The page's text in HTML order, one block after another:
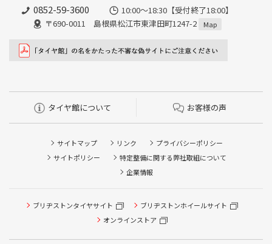
0852-59-3600
10:00～18:30【受付終了18:00】
〒690-0011 島根県松江市東津田町1247-2
Map
タイヤ館について お客様の声
サイトマップ リンク
プライバシーポリシー
サイトポリシー
特定整備に関する弊社取組について
企業情報
ブリヂストンタイヤサイト
ブリヂストンホイールサイト
オンラインストア
タイヤ点検・安全点検/タイヤ履き替え/オイル交換/その他
ピット作業の予約